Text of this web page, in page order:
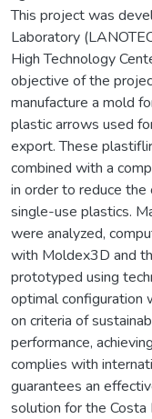
This project was
Laboratory
High Technology
objective of the
manufacture a mold
plastic arrows used
export. These
combined with a
in order to reduce the
single-use plastics.
were analyzed,
with Moldex3D and
prototyped using
optimal configuration
on criteria of
performance,
complies with
guarantees an
solution for the Costa